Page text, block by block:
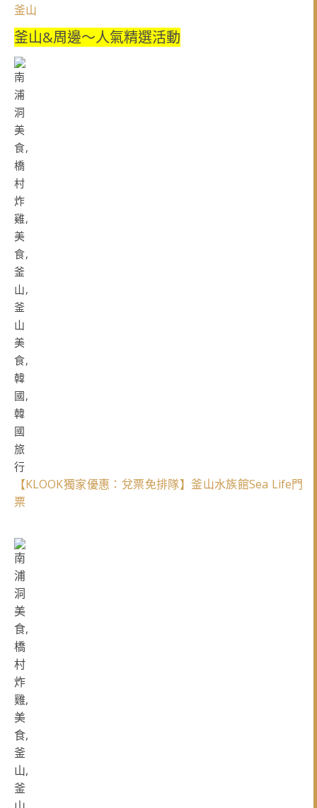
釜山
釜山&周邊～人氣精選活動
【KLOOK獨家優惠：兌票免排隊】釜山水族館Sea Life門
票